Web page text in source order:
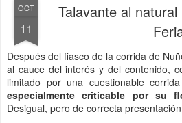
OCT
11
Talavante al
Después del fiasco de la corrida de
al cauce del interés y del contenido,
limitado por una cuestionable
especialmente criticable por su
Desigual, pero de correcta